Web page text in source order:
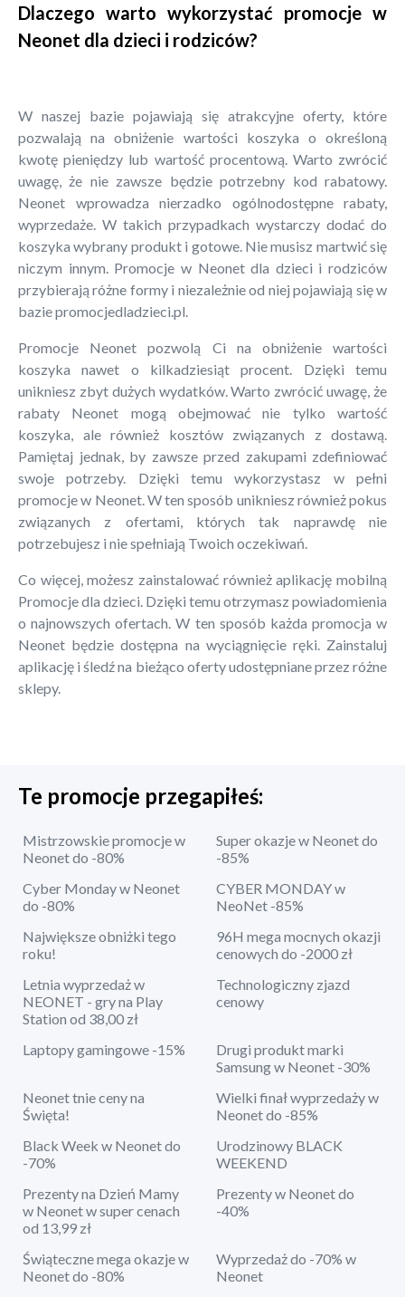
Dlaczego warto wykorzystać promocje w
Neonet dla dzieci i rodziców?
W naszej bazie pojawiają się atrakcyjne oferty, które
pozwalają na obniżenie wartości koszyka o określoną
kwotę pieniędzy lub wartość procentową. Warto zwrócić
uwagę, że nie zawsze będzie potrzebny kod rabatowy.
Neonet wprowadza nierzadko ogólnodostępne rabaty,
wyprzedaże. W takich przypadkach wystarczy dodać do
koszyka wybrany produkt i gotowe. Nie musisz martwić się
niczym innym. Promocje w Neonet dla dzieci i rodziców
przybierają różne formy i niezależnie od niej pojawiają się w
bazie promocjedladzieci.pl.
Promocje Neonet pozwolą Ci na obniżenie wartości
koszyka nawet o kilkadziesiąt procent. Dzięki temu
unikniesz zbyt dużych wydatków. Warto zwrócić uwagę, że
rabaty Neonet mogą obejmować nie tylko wartość
koszyka, ale również kosztów związanych z dostawą.
Pamiętaj jednak, by zawsze przed zakupami zdefiniować
swoje potrzeby. Dzięki temu wykorzystasz w pełni
promocje w Neonet. W ten sposób unikniesz również pokus
związanych z ofertami, których tak naprawdę nie
potrzebujesz i nie spełniają Twoich oczekiwań.
Co więcej, możesz zainstalować również aplikację mobilną
Promocje dla dzieci. Dzięki temu otrzymasz powiadomienia
o najnowszych ofertach. W ten sposób każda promocja w
Neonet będzie dostępna na wyciągnięcie ręki. Zainstaluj
aplikację i śledź na bieżąco oferty udostępniane przez różne
sklepy.
Te promocje przegapiłeś:
Mistrzowskie promocje w
Neonet do -80%
Super okazje w Neonet do
-85%
Cyber Monday w Neonet
do -80%
CYBER MONDAY w
NeoNet -85%
Największe obniżki tego
roku!
96H mega mocnych okazji
cenowych do -2000 zł
Letnia wyprzedaż w
NEONET - gry na Play
Station od 38,00 zł
Technologiczny zjazd
cenowy
Laptopy gamingowe -15%
Drugi produkt marki
Samsung w Neonet -30%
Neonet tnie ceny na
Święta!
Wielki finał wyprzedaży w
Neonet do -85%
Black Week w Neonet do
-70%
Urodzinowy BLACK
WEEKEND
Prezenty na Dzień Mamy
w Neonet w super cenach
od 13,99 zł
Prezenty w Neonet do
-40%
Świąteczne mega okazje w
Neonet do -80%
Wyprzedaż do -70% w
Neonet